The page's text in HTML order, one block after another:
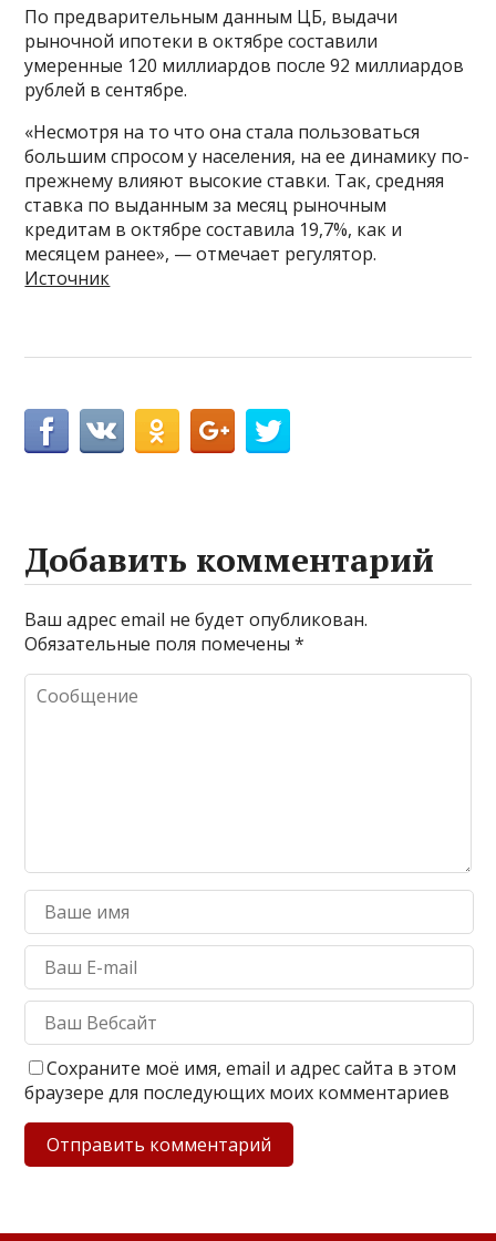
По предварительным данным ЦБ, выдачи
рыночной ипотеки в октябре составили
умеренные 120 миллиардов после 92 миллиардов
рублей в сентябре.
«Несмотря на то что она стала пользоваться
большим спросом у населения, на ее динамику по-
прежнему влияют высокие ставки. Так, средняя
ставка по выданным за месяц рыночным
кредитам в октябре составила 19,7%, как и
месяцем ранее», — отмечает регулятор.
Источник
Добавить комментарий
Ваш адрес email не будет опубликован.
Обязательные поля помечены*
Сохраните моё имя, email и адрес сайта в этом
браузере для последующих моих комментариев